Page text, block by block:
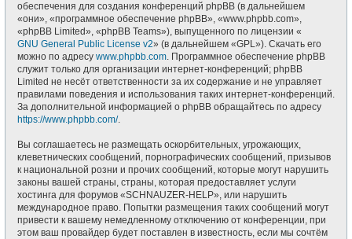
обеспечения для создания конференций phpBB (в дальнейшем
«они», «программное обеспечение phpBB», «www.phpbb.com»,
«phpBB Limited», «phpBB Teams»), выпущенного по лицензии «
GNU General Public License v2» (в дальнейшем «GPL»). Скачать его
можно по адресу www.phpbb.com. Программное обеспечение phpBB
служит только для организации интернет-конференций; phpBB
Limited не несёт ответственности за их содержание и не управляет
правилами поведения и использования таких интернет-конференций.
За дополнительной информацией о phpBB обращайтесь по адресу
https://www.phpbb.com/.
Вы соглашаетесь не размещать оскорбительных, угрожающих,
клеветнических сообщений, порнографических сообщений, призывов
к национальной розни и прочих сообщений, которые могут нарушить
законы вашей страны, страны, которая предоставляет услуги
хостинга для форумов «SCHNAUZER-HELP», или нарушить
международное право. Попытки размещения таких сообщений могут
привести к вашему немедленному отключению от конференции, при
этом ваш провайдер будет поставлен в известность, если мы сочтём